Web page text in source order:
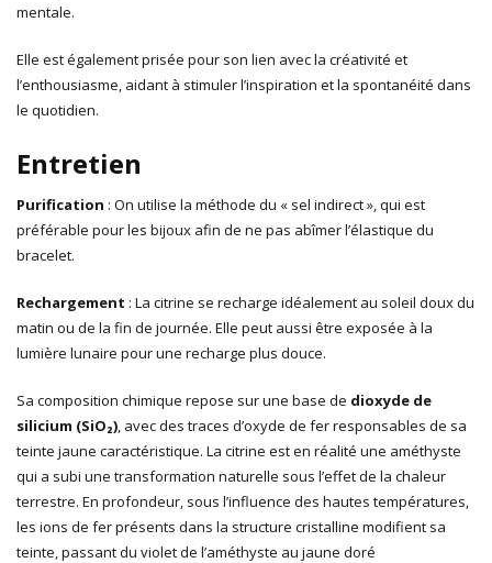
mentale.
Elle est également prisée pour son lien avec la créativité et
l’enthousiasme, aidant à stimuler l’inspiration et la spontanéité dans
le quotidien.
Entretien
Purification : On utilise la méthode du « sel indirect », qui est
préférable pour les bijoux afin de ne pas abîmer l’élastique du
bracelet.
Rechargement : La citrine se recharge idéalement au soleil doux du
matin ou de la fin de journée. Elle peut aussi être exposée à la
lumière lunaire pour une recharge plus douce.
Sa composition chimique repose sur une base de dioxyde de
silicium (SiO₂) , avec des traces d’oxyde de fer responsables de sa
teinte jaune caractéristique. La citrine est en réalité une améthyste
qui a subi une transformation naturelle sous l’effet de la chaleur
terrestre. En profondeur, sous l’influence des hautes températures,
les ions de fer présents dans la structure cristalline modifient sa
teinte, passant du violet de l’améthyste au jaune doré